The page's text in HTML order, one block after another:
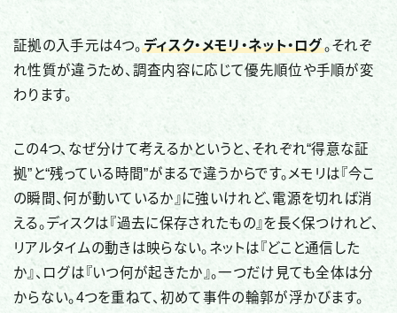
証拠の入手元は4つ。ディスク・メモリ・ネット・ログ。それぞ
れ性質が違うため、調査内容に応じて優先順位や手順が変
わります。
この4つ、なぜ分けて考えるかというと、それぞれ“得意な証
拠”と“残っている時間”がまるで違うからです。メモリは『今こ
の瞬間、何が動いているか』に強いけれど、電源を切れば消
える。ディスクは『過去に保存されたもの』を長く保つけれど、
リアルタイムの動きは映らない。ネットは『どこと通信した
か』、ログは『いつ何が起きたか』。一つだけ見ても全体は分
からない。4つを重ねて、初めて事件の輪郭が浮かびます。